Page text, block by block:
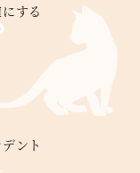
する
ント